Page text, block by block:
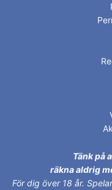
Tänk på
räkna aldrig
För dig över 18 år.